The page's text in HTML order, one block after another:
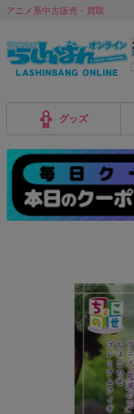
アニメ系中古販売・買取
グッズ